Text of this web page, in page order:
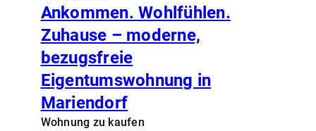
Ankommen. Wohlfühlen.
Zuhause – moderne,
bezugsfreie
Eigentumswohnung in
Mariendorf
Wohnung zu kaufen